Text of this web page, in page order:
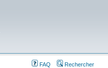
FAQ Rechercher